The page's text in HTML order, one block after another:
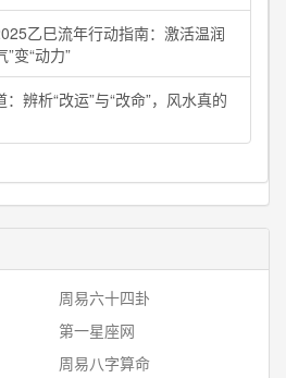
乙巳流年行动指南：激活温润
变“动力”
：辨析“改运”与“改命”，风水真的
周易六十四卦
第一星座网
周易八字算命